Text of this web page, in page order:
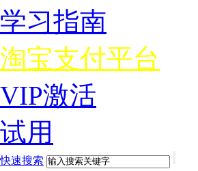
学习指南
淘宝支付平台
VIP激活
试用
快速搜索